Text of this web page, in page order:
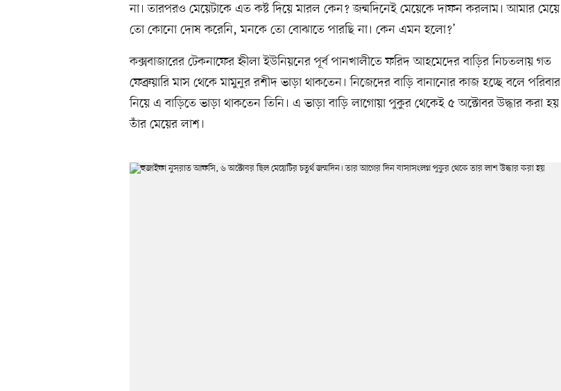
না। তারপরও মেয়েটাকে এত কষ্ট দিয়ে মারল কেন? জন্মদিনেই মেয়েকে দাফন করলাম। আমার মেয়ে
তো কোনো দোষ করেনি, মনকে তো বোঝাতে পারছি না। কেন এমন হলো?’
কক্সবাজারের টেকনাফের হ্নীলা ইউনিয়নের পূর্ব পানখালীতে ফরিদ আহমেদের বাড়ির নিচতলায় গত
ফেব্রুয়ারি মাস থেকে মামুনুর রশীদ ভাড়া থাকতেন। নিজেদের বাড়ি বানানোর কাজ হচ্ছে বলে পরিবার
নিয়ে এ বাড়িতে ভাড়া থাকতেন তিনি। এ ভাড়া বাড়ি লাগোয়া পুকুর থেকেই ৫ অক্টোবর উদ্ধার করা হয়
তাঁর মেয়ের লাশ।